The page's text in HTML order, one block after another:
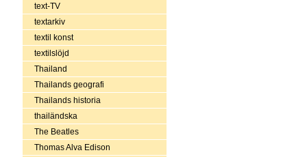
text-TV
textarkiv
textil konst
textilslöjd
Thailand
Thailands geografi
Thailands historia
thailändska
The Beatles
Thomas Alva Edison